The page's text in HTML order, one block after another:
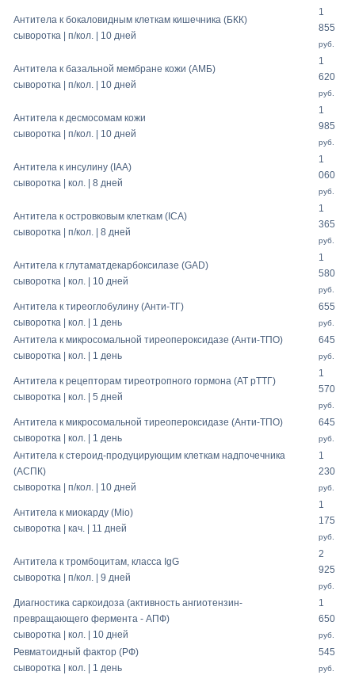
Антитела к бокаловидным клеткам кишечника (БКК)
сыворотка | п/кол. | 10 дней
1
855
руб.
Антитела к базальной мембране кожи (АМБ)
сыворотка | п/кол. | 10 дней
1
620
руб.
Антитела к десмосомам кожи
сыворотка | п/кол. | 10 дней
1
985
руб.
Антитела к инсулину (IAA)
сыворотка | кол. | 8 дней
1
060
руб.
Антитела к островковым клеткам (ICA)
сыворотка | п/кол. | 8 дней
1
365
руб.
Антитела к глутаматдекарбоксилазе (GAD)
сыворотка | кол. | 10 дней
1
580
руб.
Антитела к тиреоглобулину (Анти-ТГ)
сыворотка | кол. | 1 день
655
руб.
Антитела к микросомальной тиреопероксидазе (Анти-ТПО)
сыворотка | кол. | 1 день
645
руб.
Антитела к рецепторам тиреотропного гормона (АТ рТТГ)
сыворотка | кол. | 5 дней
1
570
руб.
Антитела к микросомальной тиреопероксидазе (Анти-ТПО)
сыворотка | кол. | 1 день
645
руб.
Антитела к стероид-продуцирующим клеткам надпочечника
(АСПК)
сыворотка | п/кол. | 10 дней
1
230
руб.
Антитела к миокарду (Mio)
сыворотка | кач. | 11 дней
1
175
руб.
Антитела к тромбоцитам, класса IgG
сыворотка | п/кол. | 9 дней
2
925
руб.
Диагностика саркоидоза (активность ангиотензин-
превращающего фермента - АПФ)
сыворотка | кол. | 10 дней
1
650
руб.
Ревматоидный фактор (РФ)
сыворотка | кол. | 1 день
545
руб.